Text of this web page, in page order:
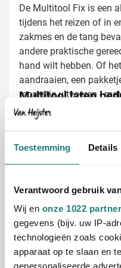
Toestemming Details
Verantwoord gebruik
Wij en onze 1022
gegevens (bijv. uw IP-
technologieën zoals
apparaat op te slaan en
gepersonaliseerde
De Multitool Fix is een
tijdens het reizen of in
zakmes en de tang
andere praktische
hand wilt hebben. Of
aandraaien, een
reparatie uitvoeren -
voorbereid.
Multitool laten
Bij Van Heijster
jouw multitool een
Je bedrijfslogo door
Een korte
Lasergravering geeft
blijvende indruk. De
het aluminium en is
regelmatig gebruikt